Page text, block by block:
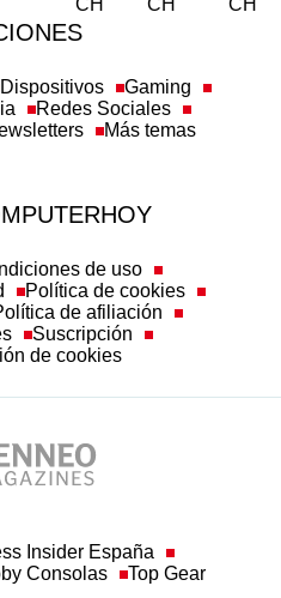
Dispositivos
Gaming
Redes Sociales
Más temas
de uso
Política de cookies
de afiliación
Suscripción
de cookies
Insider España
Consolas Top Gear